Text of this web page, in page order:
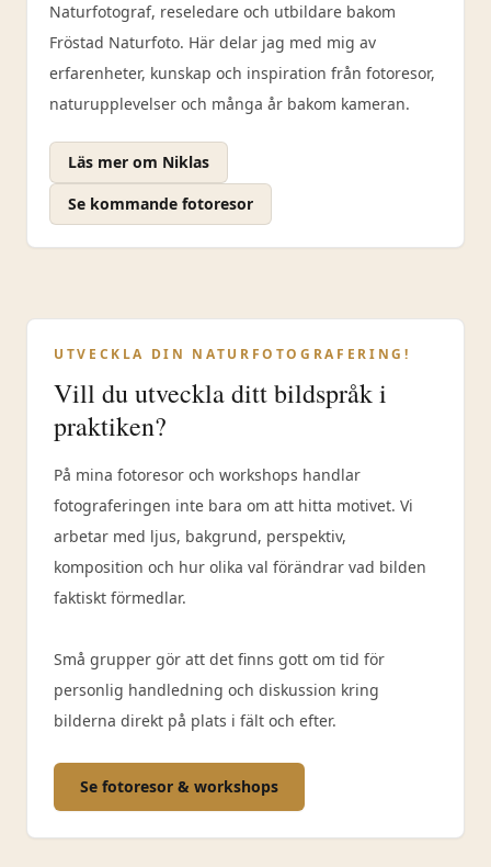
Naturfotograf, reseledare och utbildare bakom
Fröstad Naturfoto. Här delar jag med mig av
erfarenheter, kunskap och inspiration från fotoresor,
naturupplevelser och många år bakom kameran.
Läs mer om Niklas
Se kommande fotoresor
UTVECKLA DIN NATURFOTOGRAFERING!
Vill du utveckla ditt bildspråk i
praktiken?
På mina fotoresor och workshops handlar
fotograferingen inte bara om att hitta motivet. Vi
arbetar med ljus, bakgrund, perspektiv,
komposition och hur olika val förändrar vad bilden
faktiskt förmedlar.
Små grupper gör att det finns gott om tid för
personlig handledning och diskussion kring
bilderna direkt på plats i fält och efter.
Se fotoresor & workshops